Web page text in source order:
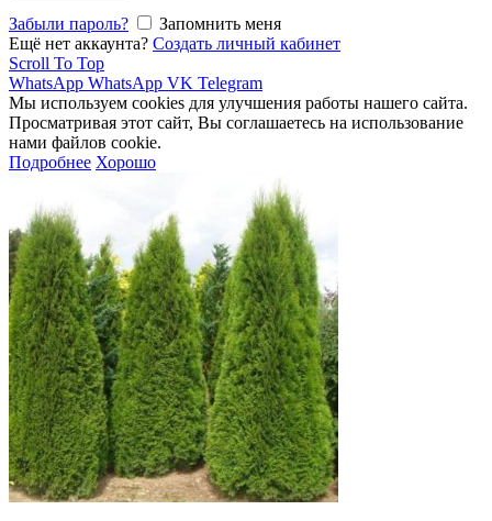
Забыли пароль?
Запомнить меня
Ещё нет аккаунта? Создать личный кабинет
Scroll To Top
WhatsApp WhatsApp VK Telegram
Мы используем cookies для улучшения работы нашего сайта.
Просматривая этот сайт, Вы соглашаетесь на использование
нами файлов cookie.
Подробнее Хорошо